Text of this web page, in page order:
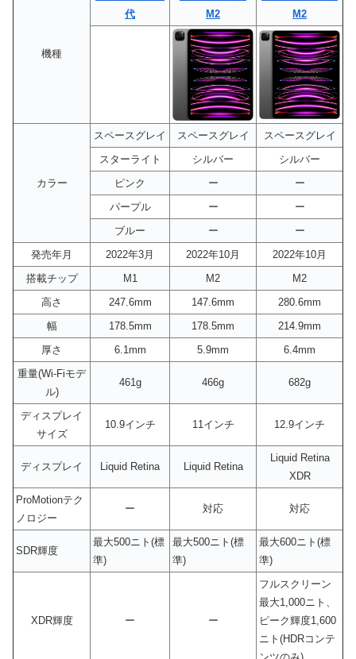
機種
代
M2
M2
カラー
スペースグレイ スペースグレイ
スペースグレイ
スターライト
シルバー
シルバー
ピンク
ー
ー
パープル
ー
ー
ブルー
ー
ー
発売年月
2022年3月 2022年10月
2022年10月
搭載チップ
M1 M2
M2
高さ
247.6mm 147.6mm
280.6mm
幅
178.5mm 178.5mm
214.9mm
厚さ
6.1mm 5.9mm
6.4mm
重量(Wi-Fiモデ
ル)
461g 466g 682g
ディスプレイ
サイズ
10.9インチ 11インチ 12.9インチ
ディスプレイ Liquid Retina Liquid Retina
Liquid Retina
XDR
ProMotionテク
ノロジー
ー 対応 対応
SDR輝度
最大500ニト(標
準)
最大500ニト(標
準)
最大600ニト(標
準)
XDR輝度 ー ー
フルスクリーン
最大1,000ニト、
ピーク輝度1,600
ニト(HDRコンテ